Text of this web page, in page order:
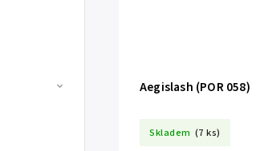
Aegislash (POR 058)
Skladem (7 ks)